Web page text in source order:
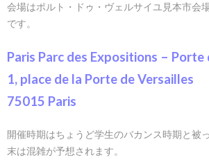
会場はポルト・ドゥ・ヴェルサイユ見本市会
です。
Paris Parc des Expositions – Porte
1, place de la Porte de Versailles
75015 Paris
開催時期はちょうど学生のバカンス時期と被
末は混雑が予想されます。